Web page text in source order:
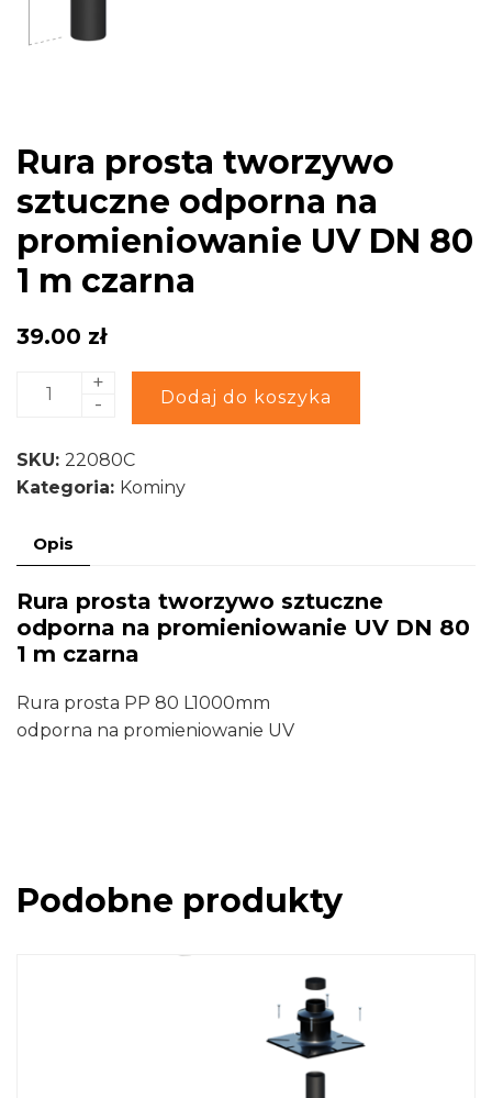
Rura prosta tworzywo
sztuczne odporna na
promieniowanie UV DN 80
1 m czarna
39.00 zł
ilość
tworzywo
sztuczne
na
UV
DN
80
m
czarna
+
-
Dodaj do koszyka
Alternative:
SKU: 22080C
Kategoria: Kominy
Opis
Rura prosta tworzywo sztuczne
odporna na promieniowanie UV DN 80
1 m czarna
Rura prosta PP 80 L1000mm
odporna na promieniowanie UV
Podobne produkty